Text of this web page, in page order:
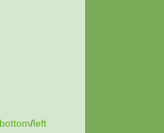
bottom/ left